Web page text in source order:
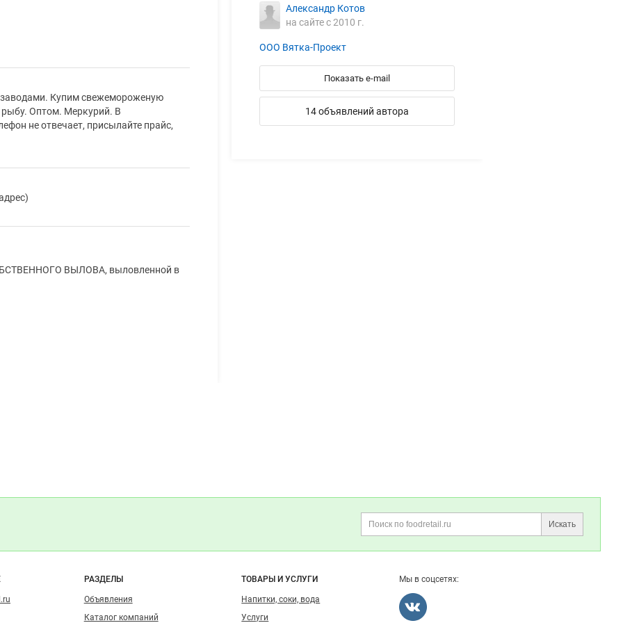
Купим свежемороженую
Оптом. Меркурий. В
не отвечает, присылайте прайс,
ВЫЛОВА, выловленной в
Александр Котов
на сайте с 2010 г.
ООО Вятка-Проект
Показать e-mail
14 объявлений автора
Искать
РАЗДЕЛЫ
Объявления
Каталог компаний
ТОВАРЫ И УСЛУГИ
Напитки, соки, вода
Услуги
Мы в соцсетях: